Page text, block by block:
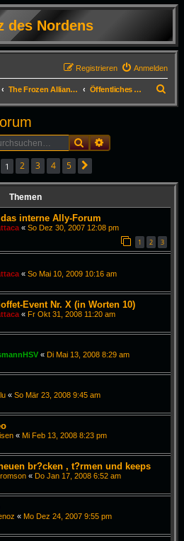
des Nordens
Anmelden
Registrieren
The Frozen Alliance - The Dark Age of Camelot (DAoC) Öffentliches Allianzforum
u
SucheErweiterte Suche
1 2 3 4 5
Themen
interne Ally-Forum
« So Dez 30, 2007 12:08 pm
1 2 3
« So Mai 10, 2009 10:16 am
Event Nr. X (in Worten 10)
« Fr Okt 31, 2008 11:20 am
« Di Mai 13, 2008 8:29 am
« So Mär 23, 2008 9:45 am
« Mi Feb 13, 2008 8:23 pm
br?cken , t?rmen und keeps
« Do Jan 17, 2008 6:52 am
« Mo Dez 24, 2007 9:55 pm